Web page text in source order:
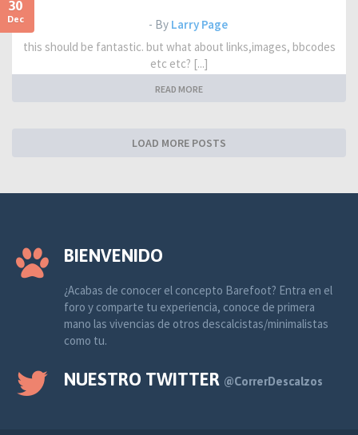
30
Dec - By Larry Page
this should be fantastic. but what about links,images, bbcodes
etc etc? [...]
READ MORE
LOAD MORE POSTS
BIENVENIDO
¿Acabas de conocer el concepto Barefoot? Entra en el
foro y comparte tu experiencia, conoce de primera
mano las vivencias de otros descalcistas/minimalistas
como tu.
NUESTRO TWITTER @CorrerDescalzos